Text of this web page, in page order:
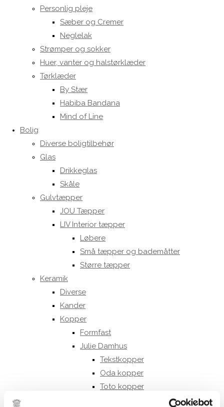
Personlig pleje
Sæber og Cremer
Neglelak
Strømper og sokker
Huer, vanter og halstørklæder
Tørklæder
By Stær
Habiba Bandana
Mind of Line
Bolig
Diverse boligtilbehør
Glas
Drikkeglas
Skåle
Gulvtæpper
JOU Tæpper
LIV Interior tæpper
Løbere
Små tæpper og bademåtter
Større tæpper
Keramik
Diverse
Kander
Kopper
Formfast
Julie Damhus
Tekstkopper
Oda kopper
Toto kopper